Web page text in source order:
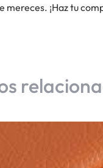
mereces. ¡Haz tu